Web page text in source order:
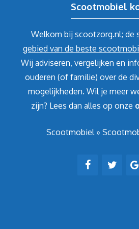
Scootmobiel
Welkom bij scootzorg.nl; de
gebied van de beste
Wij adviseren, vergelijken en
ouderen (of familie) over de
mogelijkheden. Wil je meer
zijn? Lees dan alles op onze
Scootmobiel »